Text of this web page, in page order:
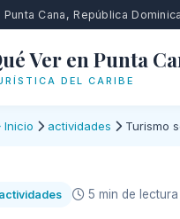
Punta Cana, República
Ver en Punta
DEL CARIBE
Inicio actividades Turismo
actividades 5 min de lectura